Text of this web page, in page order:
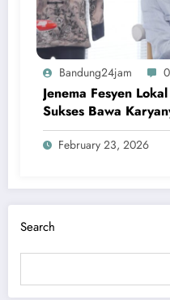
Bandung24jam 0
Jenema Fesyen
Sukses Bawa
Mancanegara
February 23, 2026
Search